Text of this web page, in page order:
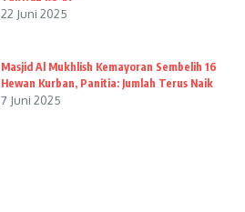
22 Juni 2025
Masjid Al Mukhlish Kemayoran Sembelih 16
Hewan Kurban, Panitia: Jumlah Terus Naik
7 Juni 2025